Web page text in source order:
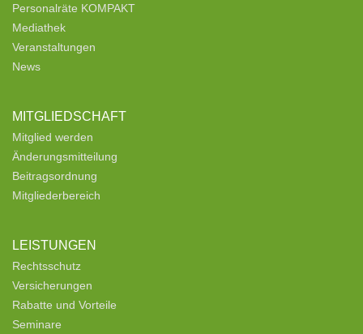
Personalräte KOMPAKT
Mediathek
Veranstaltungen
News
MITGLIEDSCHAFT
Mitglied werden
Änderungsmitteilung
Beitragsordnung
Mitgliederbereich
LEISTUNGEN
Rechtsschutz
Versicherungen
Rabatte und Vorteile
Seminare